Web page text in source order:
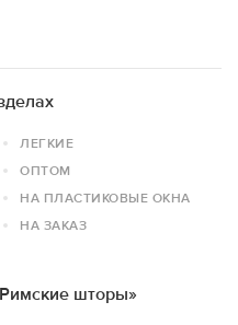
ЛЕГКИЕ
ОПТОМ
НА ПЛАСТИКОВЫЕ ОКНА
НА ЗАКАЗ
шторы»